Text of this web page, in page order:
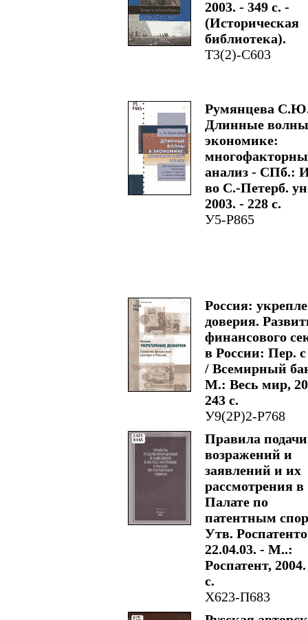
2003. - 349 с. -
(Историческая
библиотека).
Т3(2)-С603
Румянцева
Длинные
экономике:
анализ - СПб.:
во С.-Петерб.
2003. - 228 с.
У5-Р865
Россия:
доверия.
финансового
в России: Пер. с
/ Всемирный
М.: Весь мир,
243 с.
У9(2Р)2-Р768
Правила подачи
возражений и
заявлений и их
рассмотрения в
Палате по
патентным
Утв.
22.04.03. - М..:
Роспатент,
с.
Х623-П683